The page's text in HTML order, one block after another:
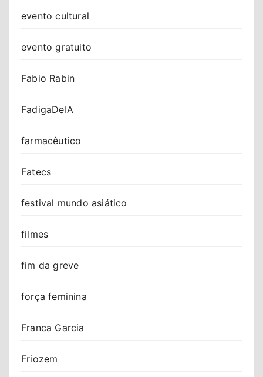
evento cultural
evento gratuito
Fabio Rabin
FadigaDeIA
farmacêutico
Fatecs
festival mundo asiático
filmes
fim da greve
força feminina
Franca Garcia
Friozem